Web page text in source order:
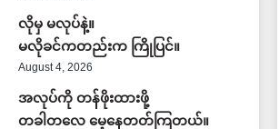
လိုမှ မလုပ်နဲ့။
မလိုခင်ကတည်းက ကြိုပြင်။
August 4, 2026
အလုပ်ကို တန်ဖိုးထားဖို့
တခါတလေ မေ့နေတတ်ကြတယ်။